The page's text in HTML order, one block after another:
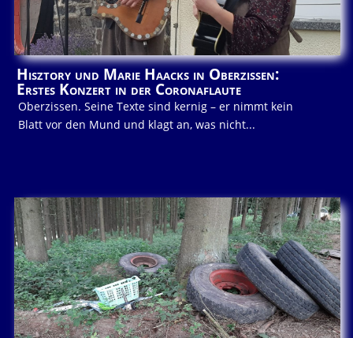
Hisztory und Marie Haacks in Oberzissen:
Erstes Konzert in der Coronaflaute
Oberzissen. Seine Texte sind kernig – er nimmt kein
Blatt vor den Mund und klagt an, was nicht...